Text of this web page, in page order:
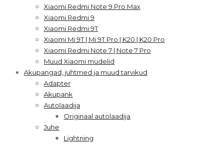
Xiaomi Redmi Note 9 Pro Max
Xiaomi Redmi 9
Xiaomi Redmi 9T
Xiaomi Mi 9T | Mi 9T Pro | K20 | K20 Pro
Xiaomi Redmi Note 7 | Note 7 Pro
Muud Xiaomi mudelid
Akupangad, juhtmed ja muud tarvikud
Adapter
Akupank
Autolaadija
Originaal autolaadija
Juhe
Lightning